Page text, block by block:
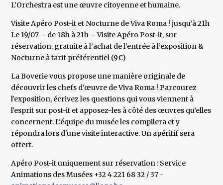
L’Orchestra est une œuvre citoyenne et humaine.
Visite Apéro Post-it et Nocturne de Viva Roma ! jusqu’à 21h
Le 19/07 – de 18h à 21h – Visite Apéro Post-it, sur
réservation, gratuite à l’achat de l’entrée à l’exposition &
Nocturne à tarif préférentiel (9€)
La Boverie vous propose une manière originale de
découvrir les chefs d'œuvre de Viva Roma ! Parcourez
l'exposition, écrivez les questions qui vous viennent à
l'esprit sur post-it et apposez-les à côté des œuvres qu’elles
concernent. L'équipe du musée les compilera et y
répondra lors d'une visite interactive. Un apéritif sera
offert.
Apéro Post-it uniquement sur réservation : Service
Animations des Musées +32 4 221 68 32 / 37 -